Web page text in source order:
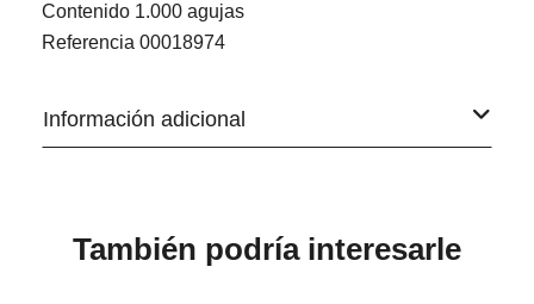
Contenido 1.000 agujas
Referencia 00018974
Información adicional
También podría interesarle